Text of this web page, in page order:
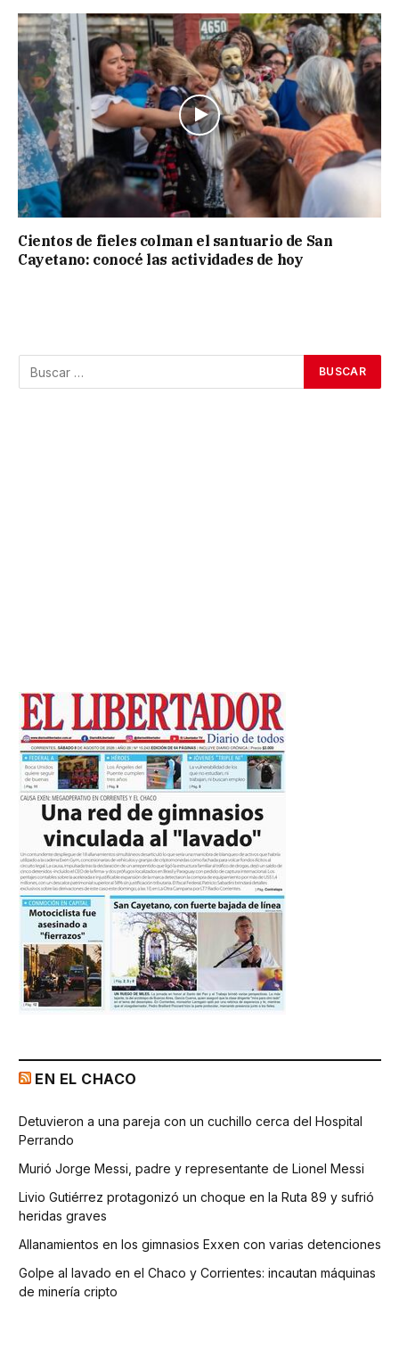
Cientos de fieles colman el santuario de San
Cayetano: conocé las actividades de hoy
EN EL CHACO
Detuvieron a una pareja con un cuchillo cerca del Hospital
Perrando
Murió Jorge Messi, padre y representante de Lionel Messi
Livio Gutiérrez protagonizó un choque en la Ruta 89 y sufrió
heridas graves
Allanamientos en los gimnasios Exxen con varias detenciones
Golpe al lavado en el Chaco y Corrientes: incautan máquinas
de minería cripto